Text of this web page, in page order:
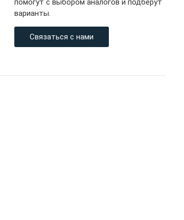
помогут с выбором аналогов и подберут
варианты.
Связаться с нами